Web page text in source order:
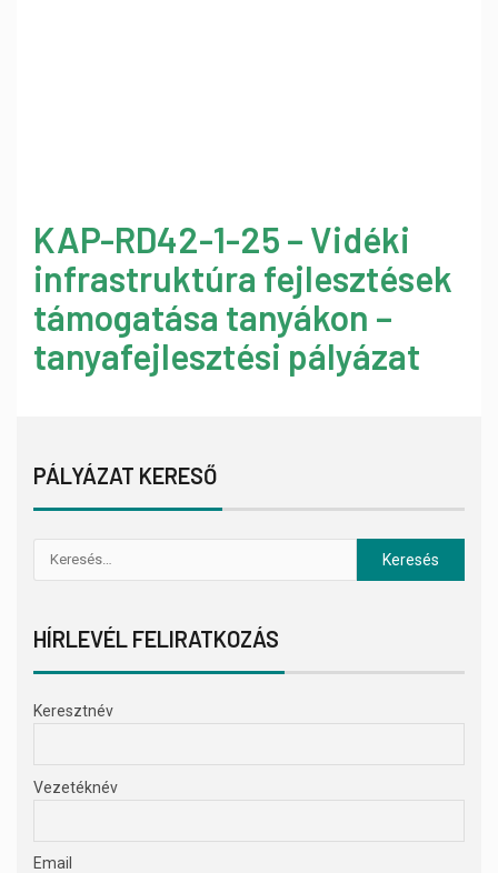
KAP-RD42-1-25 – Vidéki
infrastruktúra fejlesztések
támogatása tanyákon –
tanyafejlesztési pályázat
PÁLYÁZAT KERESŐ
HÍRLEVÉL FELIRATKOZÁS
Keresztnév
Vezetéknév
Email